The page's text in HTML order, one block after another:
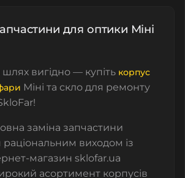
для оптики Міні
шлях вигідно — купіть корпус
Міні та скло для ремонту
заміна запчастини
раціональним виходом із
магазин sklofar.ua
асортимент корпусів